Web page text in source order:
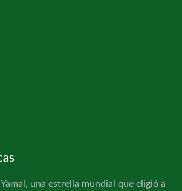
Yamal, una estrella mundial que eligió a